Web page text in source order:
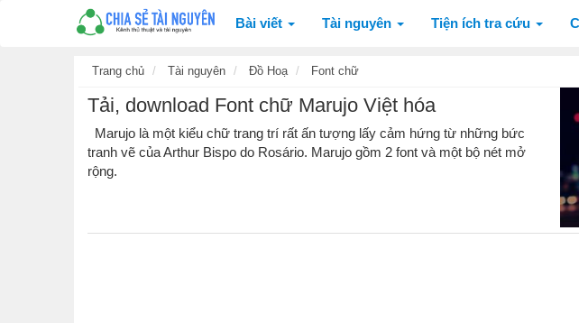
Bài viết Tài nguyên Tiện ích tra cứu
Trang chủ Tài nguyên Đồ Hoạ Font chữ
Tải, download Font chữ Marujo Việt hóa
Marujo là một kiểu chữ trang trí rất ấn tượng lấy cảm hứng từ những bức
tranh vẽ của Arthur Bispo do Rosário. Marujo gồm 2 font và một bộ nét mở
rộng.